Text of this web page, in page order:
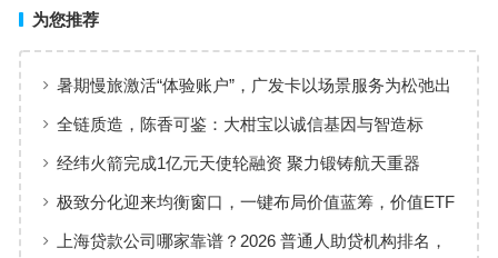
为您推荐
暑期慢旅激活“体验账户”，广发卡以场景服务为松弛出
行添彩
全链质造，陈香可鉴：大柑宝以诚信基因与智造标
准，定义新会陈皮高质量发展
经纬火箭完成1亿元天使轮融资 聚力锻铸航天重器
极致分化迎来均衡窗口，一键布局价值蓝筹，价值ETF
华夏火热开售
上海贷款公司哪家靠谱？2026 普通人助贷机构排名，